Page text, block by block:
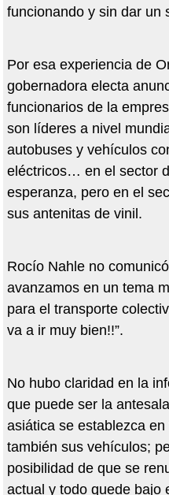
funcionando y sin dar un
Por esa experiencia de
gobernadora electa
funcionarios de la
son líderes a nivel
autobuses y vehículos
eléctricos… en el sector
esperanza, pero en el
sus antenitas de vinil.
Rocío Nahle no
avanzamos en un tema
para el transporte
va a ir muy bien!!”.
No hubo claridad en la
que puede ser la
asiática se establezca
también sus vehículos;
posibilidad de que se
actual y todo quede bajo